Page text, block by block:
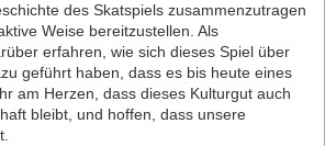
des Skatspiels zusammenzutragen
Weise bereitzustellen. Als
erfahren, wie sich dieses Spiel über
geführt haben, dass es bis heute eines
am Herzen, dass dieses Kulturgut auch
bleibt, und hoffen, dass unsere